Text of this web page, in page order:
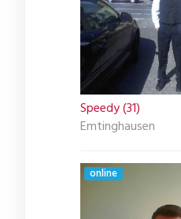
Speedy (31)
Emtinghausen
online